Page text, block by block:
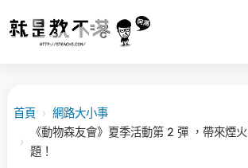
首頁 › 網路大小事
›
《動物森友會》夏季活動第 2 彈 ，帶來煙
題！